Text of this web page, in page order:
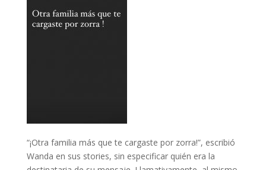
“¡Otra familia más que te cargaste por zorra!”, escribió
Wanda en sus stories, sin especificar quién era la